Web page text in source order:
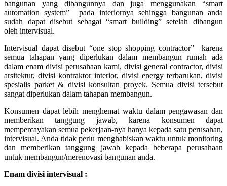
bangunan yang dibangunnya dan juga menggunakan “smart
automation system” pada interiornya sehingga bangunan anda
sudah dapat disebut sebagai “smart building” setelah dibangun
oleh intervisual.
Intervisual dapat disebut “one stop shopping contractor” karena
semua tahapan yang diperlukan dalam membangun rumah ada
dalam enam divisi perusahaan kami, divisi general contractor, divisi
arsitektur, divisi kontraktor interior, divisi energy terbarukan, divisi
spesialis parket & divisi konsultan proyek. Semua divisi tersebut
sangat diperlukan dalam tahapan membangun.
Konsumen dapat lebih menghemat waktu dalam pengawasan dan
memberikan tanggung jawab, karena konsumen dapat
mempercayakan semua pekerjaan-nya hanya kepada satu perusahan,
intervisual. Anda tidak perlu menghabiskan waktu untuk monitoring
dan memberikan tanggung jawab kepada beberapa perusahaan
untuk membangun/merenovasi bangunan anda.
Enam divisi intervisual :